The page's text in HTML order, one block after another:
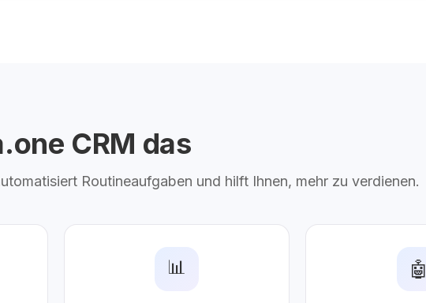
CRM das
Routineaufgaben und hilft Ihnen, mehr zu verdienen.
📊 🤖